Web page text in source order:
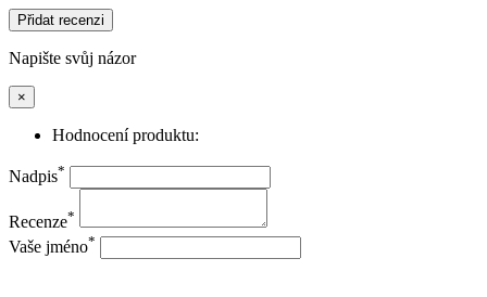
Přidat recenzi
Napište svůj názor
×
Hodnocení produktu:
Nadpis*
Recenze*
Vaše jméno*